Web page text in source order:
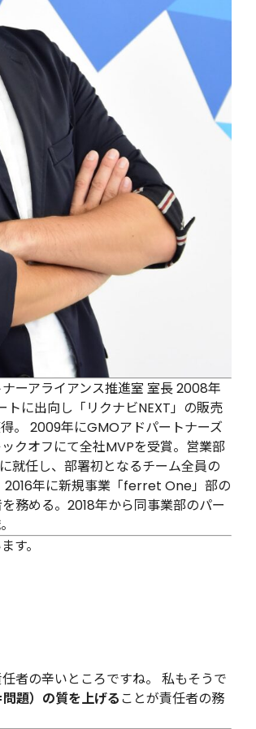
ーアライアンス推進室 室長 2008年
に出向し「リクナビNEXT」の販売
。 2009年にGMOアドパートナーズ
クオフにて全社MVPを受賞。営業部
就任し、部署初となるチーム全員の
2016年に新規事業「ferret One」部の
務める。2018年から同事業部のパー
す。
者の辛いところですね。 私もそうで
題）の質を上げる ことが責任者の務